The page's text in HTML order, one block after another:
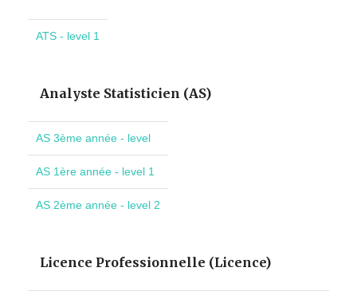
ATS - level 1
Analyste Statisticien (AS)
AS 3ème année - level
AS 1ère année - level 1
AS 2ème année - level 2
Licence Professionnelle (Licence)